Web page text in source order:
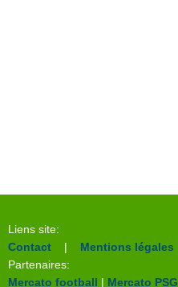
Liens site:
Contact | Mentions légales
Partenaires:
Mercato football | Mercato PSG